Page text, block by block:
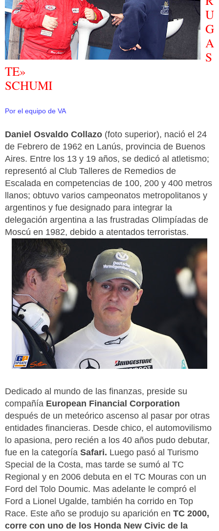
U
G
A
S
TE»
SCHUMI
Por el equipo de VA
Daniel Osvaldo Collazo (foto superior), nació el 24
de Febrero de 1962 en Lanús, provincia de Buenos
Aires. Entre los 13 y 19 años, se dedicó al atletismo;
representó al Club Talleres de Remedios de
Escalada en competencias de 100, 200 y 400 metros
llanos; obtuvo varios campeonatos metropolitanos y
argentinos y fue designado para integrar la
delegación argentina a las frustradas Olimpíadas de
Moscú en 1982, debido a atentados terroristas.
Dedicado al mundo de las finanzas, preside su
compañía European Financial Corporation
después de un meteórico ascenso al pasar por otras
entidades financieras. Desde chico, el automovilismo
lo apasiona, pero recién a los 40 años pudo debutar,
fue en la categoría Safari. Luego pasó al Turismo
Special de la Costa, mas tarde se sumó al TC
Regional y en 2006 debuta en el TC Mouras con un
Ford del Tolo Doumic. Mas adelante le compró el
Ford a Lionel Ugalde, también ha corrido en Top
Race. Este año se produjo su aparición en TC 2000,
corre con uno de los Honda New Civic de la